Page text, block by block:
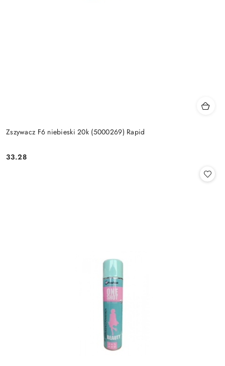
Zszywacz F6 niebieski 20k (5000269) Rapid
Cena:
33.28